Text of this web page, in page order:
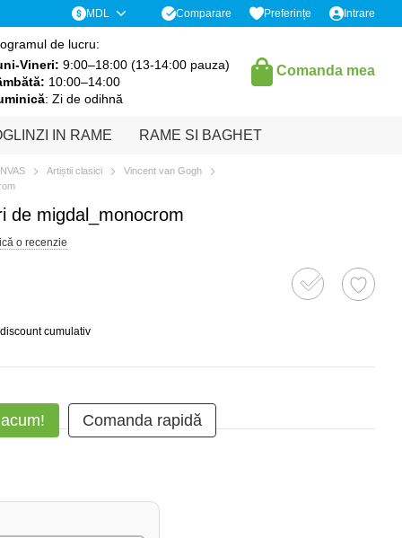
MDL Comparare Preferințe Intrare
de lucru:
Vineri: 9:00–18:00 (13-14:00 pauza)
10:00–14:00
: Zi de odihnă
Comanda mea
IN RAME RAME SI BAGHET
Artiștii clasici
Vincent van Gogh
de migdal_monocrom
o recenzie
cumulativ
Comanda rapidă